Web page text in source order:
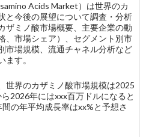
Acids Market）は世界のカ
と今後の展望について調査・分析
ザミノ酸市場概要、主要企業の動
、市場シェア）、セグメント別市
市場規模、流通チャネル分析など
ます。
世界のカザミノ酸市場規模は2025
2026年にはxxx百万ドルになると
の年平均成長率はxx%と予想さ